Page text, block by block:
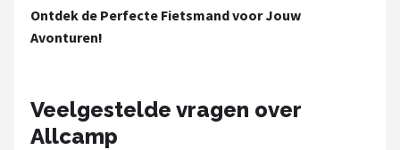
Alle merken →
Ontdek de Perfecte Fietsmand voor Jouw
Avonturen!
Veelgestelde vragen over
Allcamp